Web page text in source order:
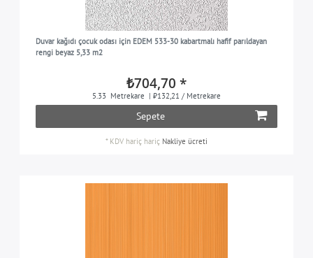
Duvar kağıdı çocuk odası için EDEM 533-30 kabartmalı hafif parıldayan
rengi beyaz 5,33 m2
₺704,70 *
5.33 Metrekare | ₺132,21 / Metrekare
Sepete
* KDV hariç hariç Nakliye ücreti